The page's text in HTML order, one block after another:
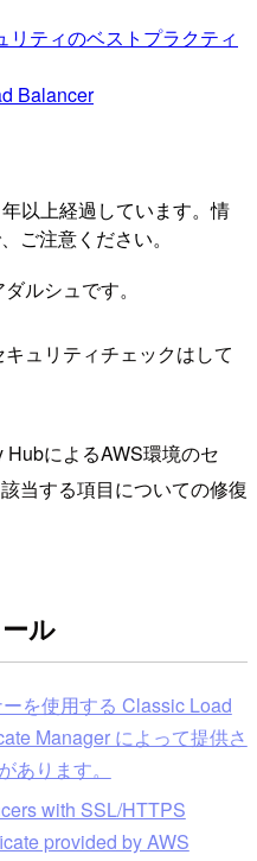
ティのベストプラクティ
Balancer
以上経過しています。情
ご注意ください。
ルシュです。
ュリティチェックはして
によるAWS環境のセ
当する項目についての修復
ル
を使用する Classic Load
Manager によって提供さ
あります。
with SSL/HTTPS
provided by AWS